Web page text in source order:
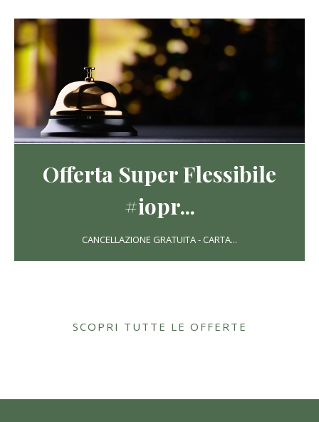
Offerta Super Flessibile
#iopr...
CANCELLAZIONE GRATUITA - CARTA...
SCOPRI TUTTE LE OFFERTE